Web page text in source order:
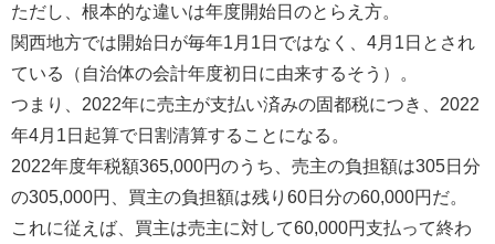
ただし、根本的な違いは年度開始日のとらえ方。
関西地方では開始日が毎年1月1日ではなく、4月1日とされ
ている（自治体の会計年度初日に由来するそう）。
つまり、2022年に売主が支払い済みの固都税につき、2022
年4月1日起算で日割清算することになる。
2022年度年税額365,000円のうち、売主の負担額は305日分
の305,000円、買主の負担額は残り60日分の60,000円だ。
これに従えば、買主は売主に対して60,000円支払って終わ